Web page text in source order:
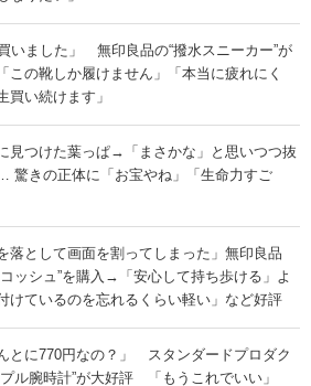
買いました」 無印良品の“撥水スニーカー”が
の靴しか履けません」「本当に疲れにく
買い続けます」
見つけた葉っぱ→「まさかな」と思いつつ抜
驚きの正体に「お宝やね」「生命力すご
落として画面を割ってしまった」無印良品
ッシュ”を購入→「安心して持ち歩ける」よ
ているのを忘れるくらい軽い」など好評
とに770円なの？」 スタンダードプロダク
ル腕時計”が大好評 「もうこれでいい」